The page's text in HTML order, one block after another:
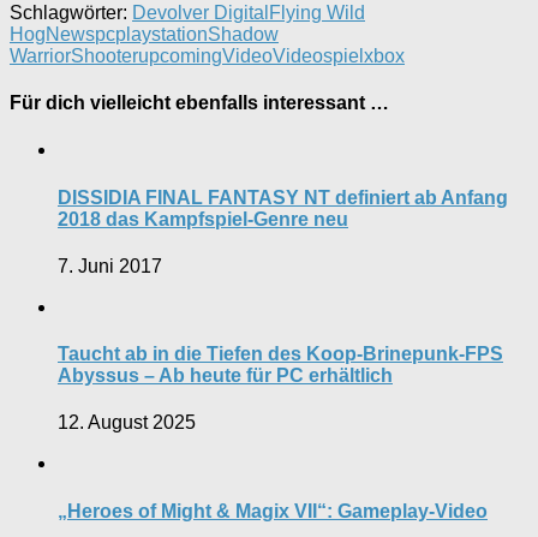
Schlagwörter: Devolver Digital Flying Wild
HogNewspcplaystationShadow
WarriorShooterupcomingVideoVideospiel xbox
Für dich vielleicht ebenfalls interessant …
DISSIDIA FINAL FANTASY NT definiert ab Anfang
2018 das Kampfspiel-Genre neu
7. Juni 2017
Taucht ab in die Tiefen des Koop-Brinepunk-FPS
Abyssus – Ab heute für PC erhältlich
12. August 2025
„Heroes of Might & Magix VII“: Gameplay-Video